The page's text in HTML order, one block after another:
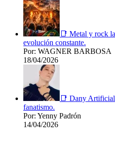
📑 Metal y rock
evolución constante.
Por: WAGNER BARBOSA
18/04/2026
📑 Dany Artificial
fanatismo.
Por: Yenny Padrón
14/04/2026